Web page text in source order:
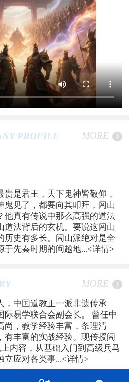
PROFILE MORE
是君王，天下鬼神皆敬仰，
鬼见了，都要向其叩拜，闾山
他真有传说中那么高强的道法
道法背后的玄机。要说这闾山
历史有多长。闾山派绝对是全
于先秦时期的闽越地...<详情>
MORE
，中国道教正一派非遗传承
际易学联合会副会长。 曾任中
尚，教学经验丰富，条理清
有丰富的实战经验。现传授闾
内容，从基础入门到高级兵马
立应对各类事...<详情>